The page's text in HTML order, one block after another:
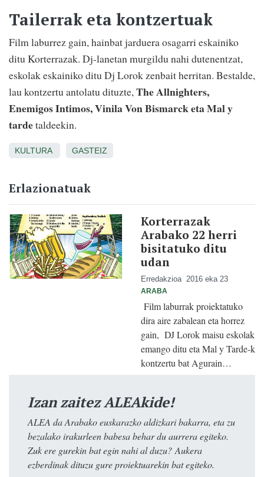
Tailerrak eta kontzertuak
Film laburrez gain, hainbat jarduera osagarri eskainiko
ditu Korterrazak. Dj-lanetan murgildu nahi dutenentzat,
eskolak eskainiko ditu Dj Lorok zenbait herritan. Bestalde,
lau kontzertu antolatu dituzte,The Allnighters,
Enemigos Intimos, Vinila Von Bismarck eta Mal y
tardetaldeekin.
KULTURA GASTEIZ
Erlazionatuak
Korterrazak
Arabako 22 herri
bisitatuko ditu
udan
Erredakzioa 2016 eka 23
ARABA
Film laburrak proiektatuko
dira aire zabalean eta horrez
gain, DJ Lorok maisu eskolak
emango ditu eta Mal y Tarde-k
kontzertu bat Agurain…
Izan zaitez ALEAkide!
ALEA da Arabako euskarazko aldizkari bakarra, eta zu
bezalako irakurleen babesa behar du aurrera egiteko.
Zuk ere gurekin bat egin nahi al duzu? Aukera
ezberdinak dituzu gure proiektuarekin bat egiteko.